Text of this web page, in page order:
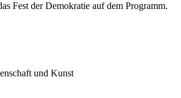
Fest der Demokratie auf dem Programm.
und Kunst